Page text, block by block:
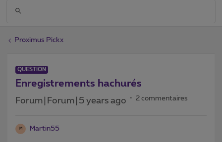
Proximus Pickx
QUESTION
Enregistrements hachurés
Forum|Forum|5 years ago 2 commentaires
M Martin55